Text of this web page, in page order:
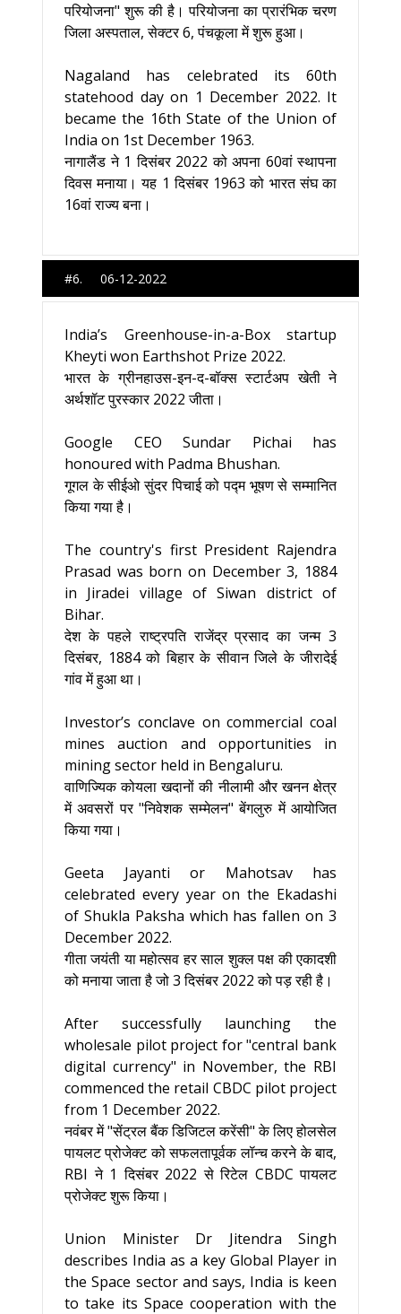
परियोजना" शुरू की है। परियोजना का प्रारंभिक चरण
जिला अस्पताल, सेक्टर 6, पंचकूला में शुरू हुआ।
Nagaland has celebrated its 60th
statehood day on 1 December 2022. It
became the 16th State of the Union of
India on 1st December 1963.
नागालैंड ने 1 दिसंबर 2022 को अपना 60वां स्थापना
दिवस मनाया। यह 1 दिसंबर 1963 को भारत संघ का
16वां राज्य बना।
#6. 06-12-2022
India’s Greenhouse-in-a-Box startup
Kheyti won Earthshot Prize 2022.
भारत के ग्रीनहाउस-इन-द-बॉक्स स्टार्टअप खेती ने
अर्थशॉट पुरस्कार 2022 जीता।
Google CEO Sundar Pichai has
honoured with Padma Bhushan.
गूगल के सीईओ सुंदर पिचाई को पद्म भूषण से सम्मानित
किया गया है।
The country's first President Rajendra
Prasad was born on December 3, 1884
in Jiradei village of Siwan district of
Bihar.
देश के पहले राष्ट्रपति राजेंद्र प्रसाद का जन्म 3
दिसंबर, 1884 को बिहार के सीवान जिले के जीरादेई
गांव में हुआ था।
Investor’s conclave on commercial coal
mines auction and opportunities in
mining sector held in Bengaluru.
वाणिज्यिक कोयला खदानों की नीलामी और खनन क्षेत्र
में अवसरों पर "निवेशक सम्मेलन" बेंगलुरु में आयोजित
किया गया।
Geeta Jayanti or Mahotsav has
celebrated every year on the Ekadashi
of Shukla Paksha which has fallen on 3
December 2022.
गीता जयंती या महोत्सव हर साल शुक्ल पक्ष की एकादशी
को मनाया जाता है जो 3 दिसंबर 2022 को पड़ रही है।
After successfully launching the
wholesale pilot project for "central bank
digital currency" in November, the RBI
commenced the retail CBDC pilot project
from 1 December 2022.
नवंबर में "सेंट्रल बैंक डिजिटल करेंसी" के लिए होलसेल
पायलट प्रोजेक्ट को सफलतापूर्वक लॉन्च करने के बाद,
RBI ने 1 दिसंबर 2022 से रिटेल CBDC पायलट
प्रोजेक्ट शुरू किया।
Union Minister Dr Jitendra Singh
describes India as a key Global Player in
the Space sector and says, India is keen
to take its Space cooperation with the